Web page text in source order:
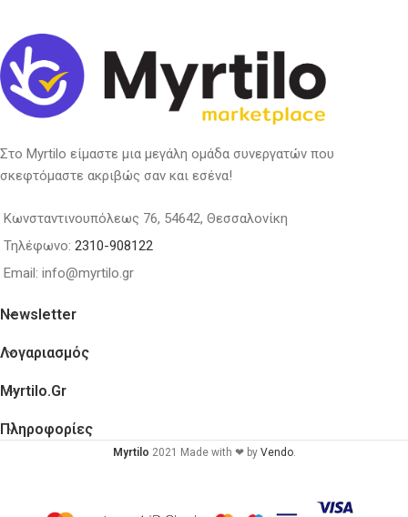
Στο Myrtilo είμαστε μια μεγάλη ομάδα συνεργατών που
σκεφτόμαστε ακριβώς σαν και εσένα!
Κωνσταντινουπόλεως 76, 54642, Θεσσαλονίκη
Τηλέφωνο: 2310-908122
Email: info@myrtilo.gr
Newsletter
Λογαριασμός
Myrtilo.gr
Πληροφορίες
Myrtilo 2021 Made with ❤ by Vendo.